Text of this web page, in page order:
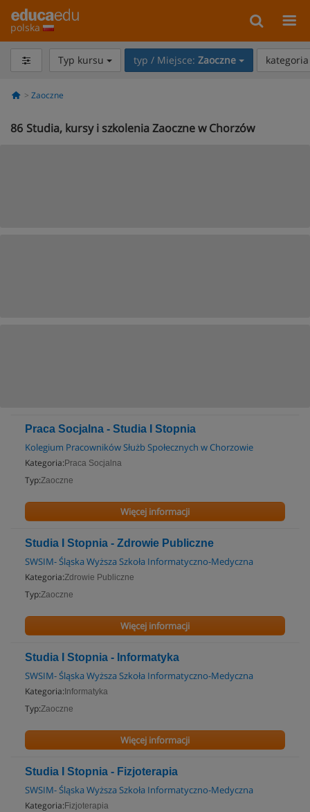
polska
Typ kursu typ / Miejsce: Zaoczne
Zaoczne
86 Studia, kursy i szkolenia Zaoczne w Chorzów
Praca Socjalna - Studia I Stopnia
Kolegium Pracowników Służb Społecznych w Chorzowie
Kategoria: Praca Socjalna
Typ:Zaoczne
Więcej informacji
Studia I Stopnia - Zdrowie Publiczne
SWSIM- Śląska Wyższa Szkoła Informatyczno-Medyczna
Kategoria:Zdrowie Publiczne
Typ:Zaoczne
Więcej informacji
Studia I Stopnia - Informatyka
SWSIM- Śląska Wyższa Szkoła Informatyczno-Medyczna
Kategoria: Informatyka
Typ:Zaoczne
Więcej informacji
Studia I Stopnia - Fizjoterapia
SWSIM- Śląska Wyższa Szkoła Informatyczno-Medyczna
Kategoria: Fizjoterapia